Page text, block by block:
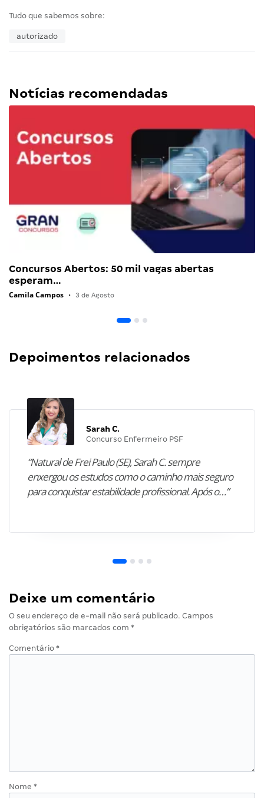
Tudo que sabemos sobre:
autorizado
Notícias recomendadas
Concursos Abertos: 50 mil vagas abertas
esperam…
Camila Campos • 3 de Agosto
Depoimentos relacionados
Sarah C.
Concurso Enfermeiro PSF
“Natural de Frei Paulo (SE), Sarah C. sempre
enxergou os estudos como o caminho mais seguro
para conquistar estabilidade profissional. Após o…”
Deixe um comentário
O seu endereço de e-mail não será publicado. Campos
obrigatórios são marcados com *
Comentário *
Nome *